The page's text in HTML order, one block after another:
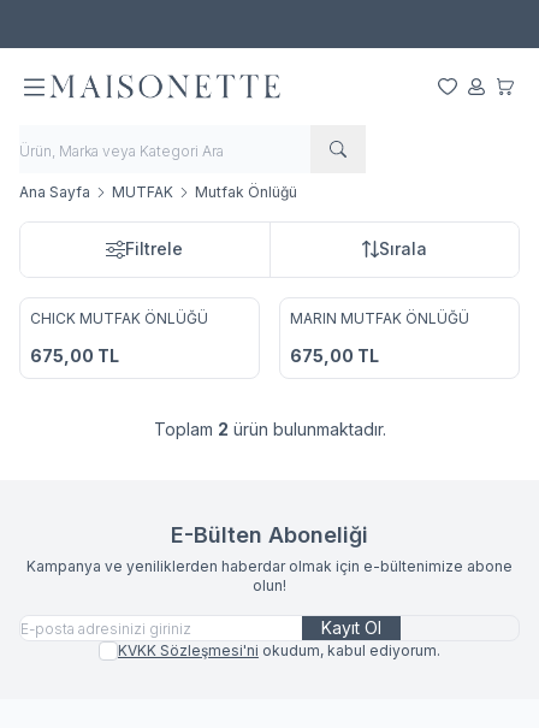
Favorilerim
Hesabım
Ana Sayfa MUTFAK Mutfak Önlüğü
Filtrele Sırala
CHICK MUTFAK ÖNLÜĞÜ
675,00 TL
MARIN MUTFAK ÖNLÜĞÜ
675,00 TL
Toplam 2 ürün bulunmaktadır.
E-Bülten Aboneliği
Kampanya ve yeniliklerden haberdar olmak için e-bültenimize abone
olun!
Kayıt Ol
KVKK Sözleşmesi'ni okudum, kabul ediyorum.